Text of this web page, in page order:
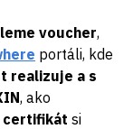
voucher,
portáli, kde
realizuje a s
, ako
certifikát si